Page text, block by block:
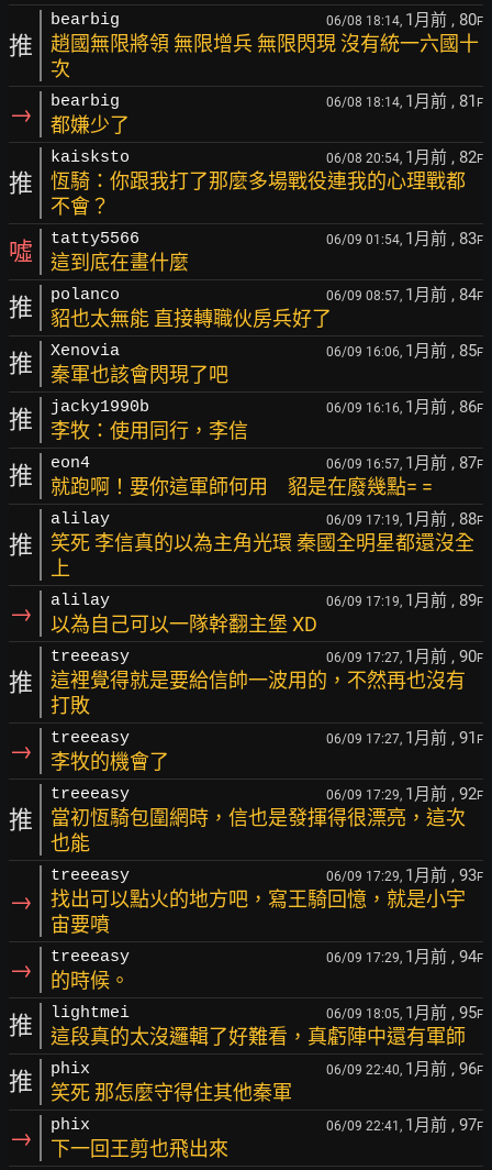
推
bearbig 06/08 18:14, 1月前 , 80F
趙國無限將領 無限增兵 無限閃現 沒有統一六國十
次
→ bearbig 06/08 18:14, 1月前 , 81 F
都嫌少了
推
kaisksto 06/08 20:54, 1月前 , 82F
恆騎：你跟我打了那麼多場戰役連我的心理戰都
不會？
噓 tatty5566 06/09 01:54, 1月前 , 83F
這到底在畫什麼
推 polanco 06/09 08:57, 1月前 , 84F
貂也太無能 直接轉職伙房兵好了
推 Xenovia 06/09 16:06, 1月前 , 85F
秦軍也該會閃現了吧
推 jacky1990b 06/09 16:16, 1月前 , 86F
李牧：使用同行，李信
推 eon4 06/09 16:57, 1月前 , 87F
就跑啊！要你這軍師何用 貂是在廢幾點= =
推
alilay 06/09 17:19, 1月前 , 88F
笑死 李信真的以為主角光環 秦國全明星都還沒全
上
→ alilay 06/09 17:19, 1月前 , 89F
以為自己可以一隊幹翻主堡 XD
推
treeeasy 06/09 17:27, 1月前 , 90F
這裡覺得就是要給信帥一波用的，不然再也沒有
打敗
→ treeeasy 06/09 17:27, 1月前 , 91 F
李牧的機會了
推
treeeasy 06/09 17:29, 1月前 , 92F
當初恆騎包圍網時，信也是發揮得很漂亮，這次
也能
→
treeeasy 06/09 17:29, 1月前 , 93F
找出可以點火的地方吧，寫王騎回憶，就是小宇
宙要噴
→ treeeasy 06/09 17:29, 1月前 , 94F
的時候。
推 lightmei 06/09 18:05, 1月前 , 95F
這段真的太沒邏輯了好難看，真虧陣中還有軍師
推 phix 06/09 22:40, 1月前 , 96F
笑死 那怎麼守得住其他秦軍
→ phix 06/09 22:41, 1月前 , 97F
下一回王剪也飛出來